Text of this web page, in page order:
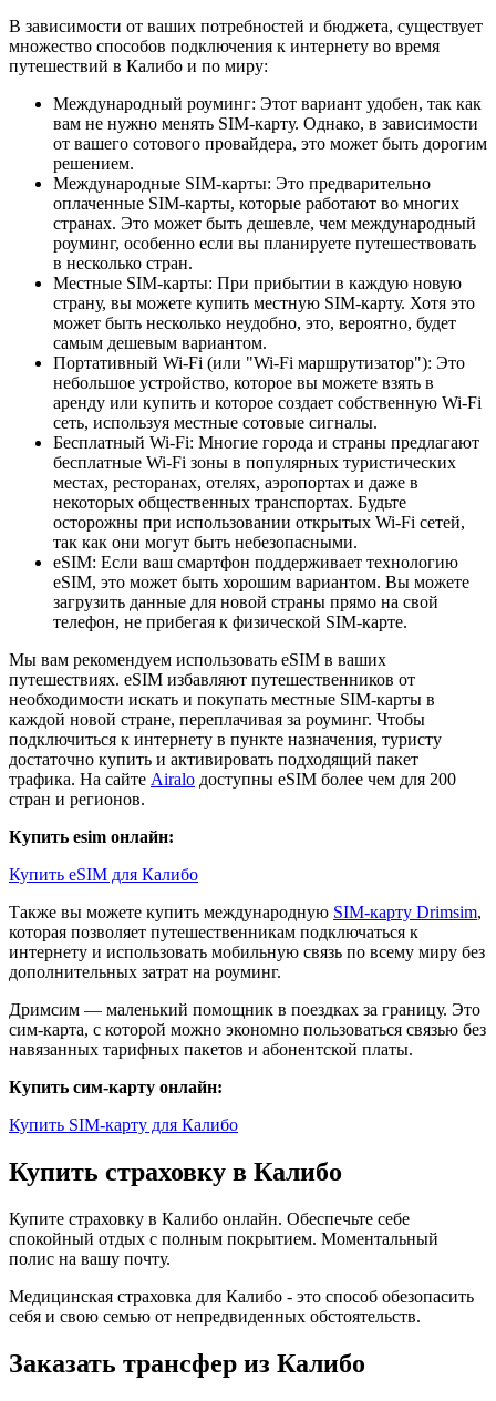
В зависимости от ваших потребностей и бюджета, существует
множество способов подключения к интернету во время
путешествий в Калибо и по миру:
Международный роуминг: Этот вариант удобен, так как
вам не нужно менять SIM-карту. Однако, в зависимости
от вашего сотового провайдера, это может быть дорогим
решением.
Международные SIM-карты: Это предварительно
оплаченные SIM-карты, которые работают во многих
странах. Это может быть дешевле, чем международный
роуминг, особенно если вы планируете путешествовать
в несколько стран.
Местные SIM-карты: При прибытии в каждую новую
страну, вы можете купить местную SIM-карту. Хотя это
может быть несколько неудобно, это, вероятно, будет
самым дешевым вариантом.
Портативный Wi-Fi (или "Wi-Fi маршрутизатор"): Это
небольшое устройство, которое вы можете взять в
аренду или купить и которое создает собственную Wi-Fi
сеть, используя местные сотовые сигналы.
Бесплатный Wi-Fi: Многие города и страны предлагают
бесплатные Wi-Fi зоны в популярных туристических
местах, ресторанах, отелях, аэропортах и даже в
некоторых общественных транспортах. Будьте
осторожны при использовании открытых Wi-Fi сетей,
так как они могут быть небезопасными.
eSIM: Если ваш смартфон поддерживает технологию
eSIM, это может быть хорошим вариантом. Вы можете
загрузить данные для новой страны прямо на свой
телефон, не прибегая к физической SIM-карте.
Мы вам рекомендуем использовать eSIM в ваших
путешествиях. eSIM избавляют путешественников от
необходимости искать и покупать местные SIM-карты в
каждой новой стране, переплачивая за роуминг. Чтобы
подключиться к интернету в пункте назначения, туристу
достаточно купить и активировать подходящий пакет
трафика. На сайте Airalo доступны eSIM более чем для 200
стран и регионов.
Купить esim онлайн:
Купить eSIM для Калибо
Также вы можете купить международную SIM-карту Drimsim,
которая позволяет путешественникам подключаться к
интернету и использовать мобильную связь по всему миру без
дополнительных затрат на роуминг.
Дримсим — маленький помощник в поездках за границу. Это
сим-карта, с которой можно экономно пользоваться связью без
навязанных тарифных пакетов и абонентской платы.
Купить сим-карту онлайн:
Купить SIM-карту для Калибо
Купить страховку в Калибо
Купите страховку в Калибо онлайн. Обеспечьте себе
спокойный отдых с полным покрытием. Моментальный
полис на вашу почту.
Медицинская страховка для Калибо - это способ обезопасить
себя и свою семью от непредвиденных обстоятельств.
Заказать трансфер из Калибо